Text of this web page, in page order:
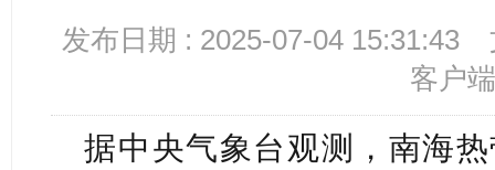
发布日期 : 2025-07-04 15:31:43
客户端
据中央气象台观测，南海